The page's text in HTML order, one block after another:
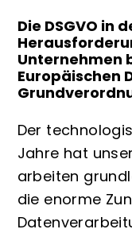
Die DSGVO in
Unternehmen
Europäischen
Der
Jahre hat
arbeiten
die enorme